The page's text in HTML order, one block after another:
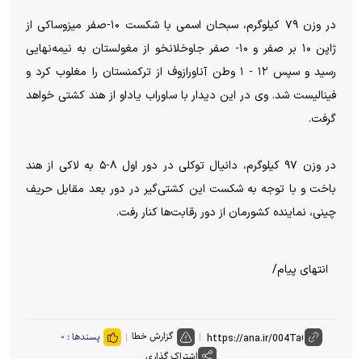
در وزن ۷۹ کیلوگرم، سبحان اسمی با شکست ۱۰-صفر میزوساکی از
ژاپن ۱۰ بر صفر و ۱۰- صفر جاوخلانخو از مغولستان به نیمه‌نهایی
رسید و سپس ۱۲ - ۱ وطن آناورازوف از ترکمنستان را مغلوب کرد و
فینالیست شد. وی در این دیدار با ساوراب یاداو از هند کشتی خواهد
گرفت.
در وزن ۹۷ کیلوگرم، دانیال توکلی در دور اول ۸-۵ به لاکی از هند
باخت و با توجه به شکست این کشتی‌گیر در دور بعد مقابل حریف
چینی، نماینده کشورمان از دور رقابت‌ها کنار رفت.
انتهای پیام/
گزارش خطا پسندها : ۰
اشتراک گذاری